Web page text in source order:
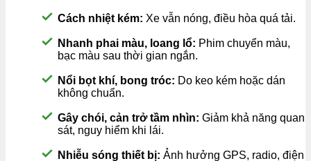
Cách nhiệt kém: Xe vẫn nóng, điều hòa quá tải.
Nhanh phai màu, loang lổ: Phim chuyển màu,
bạc màu sau thời gian ngắn.
Nổi bọt khí, bong tróc: Do keo kém hoặc dán
không chuẩn.
Gây chói, cản trở tầm nhìn: Giảm khả năng quan
sát, nguy hiểm khi lái.
Nhiễu sóng thiết bị: Ảnh hưởng GPS, radio, điện